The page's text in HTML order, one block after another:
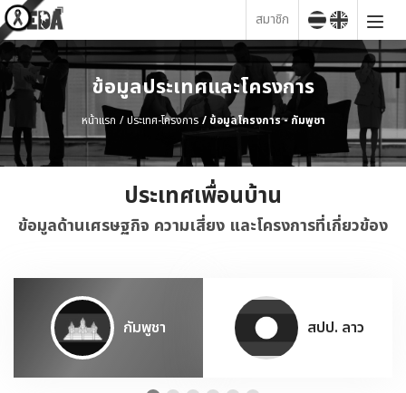
สมาชิก
ข้อมูลประเทศและโครงการ
หน้าแรก ประเทศ-โครงการ ข้อมูลโครงการ - กัมพูชา
ประเทศเพื่อนบ้าน
ข้อมูลด้านเศรษฐกิจ ความเสี่ยง และโครงการที่เกี่ยวข้อง
กัมพูชา สปป. ลาว